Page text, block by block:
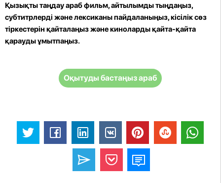
Қызықты таңдау араб фильм, айтылымды тыңдаңыз,
субтитрлерді және лексиканы пайдаланыңыз, кісілік сөз
тіркестерін қайталаңыз және киноларды қайта-қайта
қарауды ұмытпаңыз.
Оқытуды бастаңыз араб